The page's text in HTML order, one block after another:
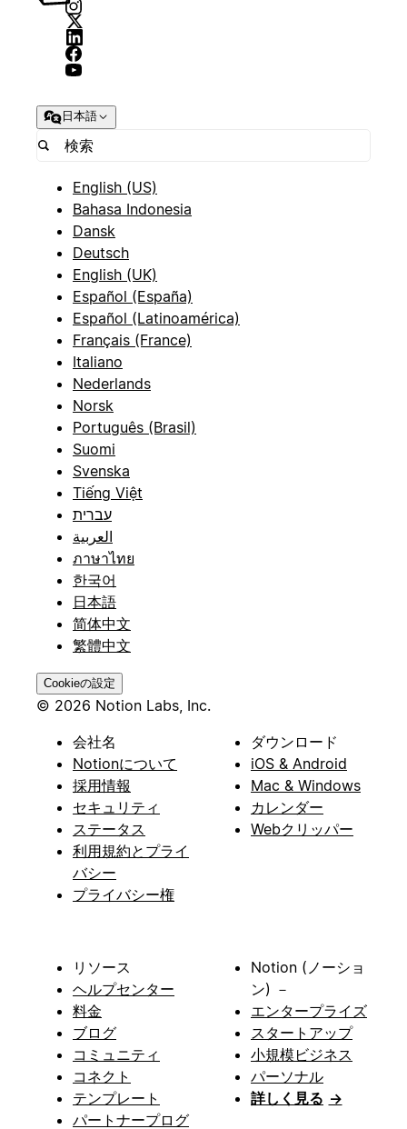
日本語
English (US)
Bahasa Indonesia
Dansk
Deutsch
English (UK)
Español (España)
Español (Latinoamérica)
Français (France)
Italiano
Nederlands
Norsk
Português (Brasil)
Suomi
Svenska
Tiếng Việt
עברית
العربية
ภาษาไทย
한국어
日本語
简体中文
繁體中文
Cookieの設定
© 2026 Notion Labs, Inc.
会社名
Notionについて
採用情報
セキュリティ
ステータス
利用規約とプライ
バシー
プライバシー権
ダウンロード
iOS & Android
Mac & Windows
カレンダー
Webクリッパー
リソース
ヘルプセンター
料金
ブログ
コミュニティ
コネクト
テンプレート
パートナープログ
Notion (ノーショ
ン) －
エンタープライズ
スタートアップ
小規模ビジネス
パーソナル
詳しく見る →